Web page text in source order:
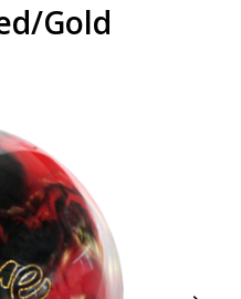
Gold